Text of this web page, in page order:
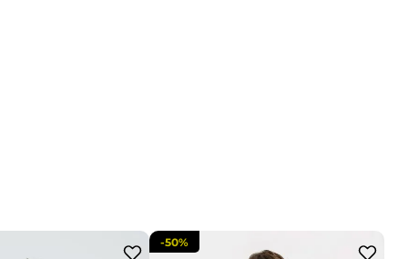
-50%